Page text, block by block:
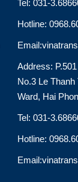
Tel: 031-
Hotline:
Address:
No.3 Le
Ward, Hai
Tel: 031-
Hotline: